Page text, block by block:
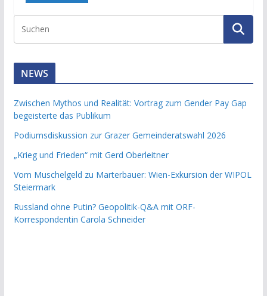
NEWS
Zwischen Mythos und Realität: Vortrag zum Gender Pay Gap
begeisterte das Publikum
Podiumsdiskussion zur Grazer Gemeinderatswahl 2026
„Krieg und Frieden“ mit Gerd Oberleitner
Vom Muschelgeld zu Marterbauer: Wien-Exkursion der WIPOL
Steiermark
Russland ohne Putin? Geopolitik-Q&A mit ORF-
Korrespondentin Carola Schneider